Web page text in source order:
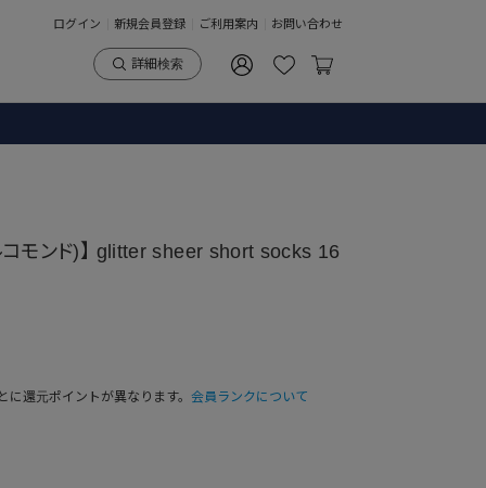
ログイン 新規会員登録 ご利用案内 お問い合わせ
詳細検索
コモンド)】 glitter sheer short socks 16
に還元ポイントが異なります。 会員ランクについて